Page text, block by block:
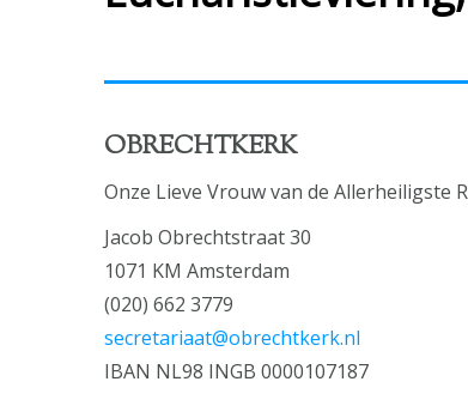
OBRECHTKERK
Onze Lieve Vrouw van de Allerheiligste
Jacob Obrechtstraat 30
1071 KM Amsterdam
(020) 662 3779
secretariaat@obrechtkerk.nl
IBAN NL98 INGB 0000107187